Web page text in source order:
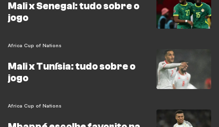
Mali x Senegal: tudo sobre o
jogo
Africa Cup of Nations
Mali x Tunísia: tudo sobre o
jogo
Africa Cup of Nations